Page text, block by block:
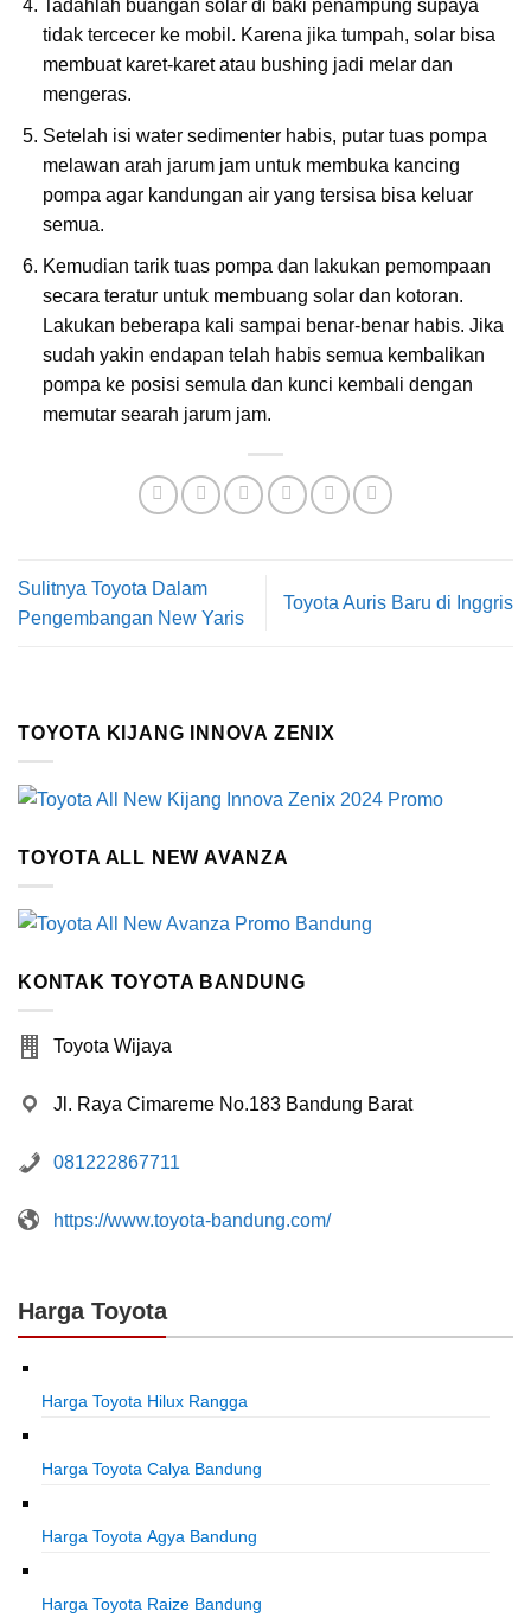
Tadahlah buangan solar di baki penampung supaya
tidak tercecer ke mobil. Karena jika tumpah, solar bisa
membuat karet-karet atau bushing jadi melar dan
mengeras.
Setelah isi water sedimenter habis, putar tuas pompa
melawan arah jarum jam untuk membuka kancing
pompa agar kandungan air yang tersisa bisa keluar
semua.
Kemudian tarik tuas pompa dan lakukan pemompaan
secara teratur untuk membuang solar dan kotoran.
Lakukan beberapa kali sampai benar-benar habis. Jika
sudah yakin endapan telah habis semua kembalikan
pompa ke posisi semula dan kunci kembali dengan
memutar searah jarum jam.
Sulitnya Toyota Dalam
Pengembangan New Yaris
Toyota Auris Baru di Inggris
TOYOTA KIJANG INNOVA ZENIX
TOYOTA ALL NEW AVANZA
KONTAK TOYOTA BANDUNG
Toyota Wijaya
Jl. Raya Cimareme No.183 Bandung Barat
081222867711
https://www.toyota-bandung.com/
Harga Toyota
Harga Toyota Hilux Rangga
Harga Toyota Calya Bandung
Harga Toyota Agya Bandung
Harga Toyota Raize Bandung